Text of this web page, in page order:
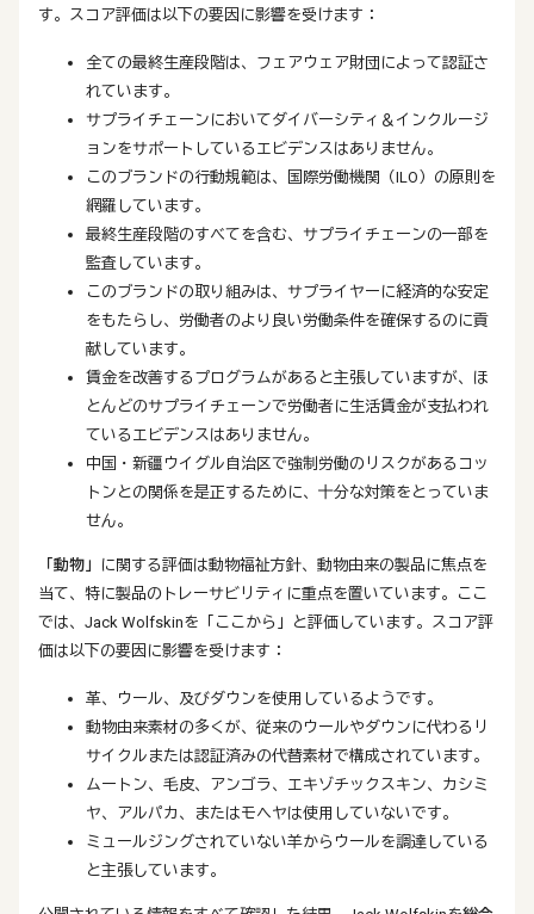
す。スコア評価は以下の要因に影響を受けます：
全ての最終生産段階は、フェアウェア財団によって認証さ
れています。
サプライチェーンにおいてダイバーシティ＆インクルージ
ョンをサポートしているエビデンスはありません。
このブランドの行動規範は、国際労働機関（ILO）の原則を
網羅しています。
最終生産段階のすべてを含む、サプライチェーンの一部を
監査しています。
このブランドの取り組みは、サプライヤーに経済的な安定
をもたらし、労働者のより良い労働条件を確保するのに貢
献しています。
賃金を改善するプログラムがあると主張していますが、ほ
とんどのサプライチェーンで労働者に生活賃金が支払われ
ているエビデンスはありません。
中国・新疆ウイグル自治区で強制労働のリスクがあるコッ
トンとの関係を是正するために、十分な対策をとっていま
せん。
「動物」
に関する評価は動物福祉方針、動物由来の製品に焦点を
当て、特に製品のトレーサビリティに重点を置いています。ここ
では、Jack Wolfskinを「ここから」と評価しています。スコア評
価は以下の要因に影響を受けます：
革、ウール、及びダウンを使用しているようです。
動物由来素材の多くが、従来のウールやダウンに代わるリ
サイクルまたは認証済みの代替素材で構成されています。
ムートン、毛皮、アンゴラ、エキゾチックスキン、カシミ
ヤ、アルパカ、またはモヘヤは使用していないです。
ミュールジングされていない羊からウールを調達している
と主張しています。